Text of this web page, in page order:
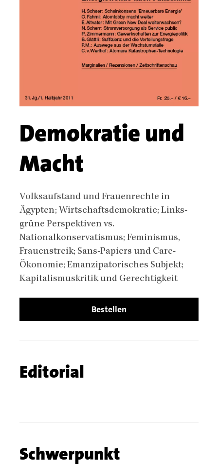
Demokratie und
Macht
Body
Volksaufstand und Frauenrechte in
Ägypten; Wirtschaftsdemokratie; Links-
grüne Perspektiven vs.
Nationalkonservatismus; Feminismus,
Frauenstreik; Sans-Papiers und Care-
Ökonomie; Emanzipatorisches Subjekt;
Kapitalismuskritik und Gerechtigkeit
Bestellen
Chapter
name
Editorial
Chapter
name
Schwerpunkt